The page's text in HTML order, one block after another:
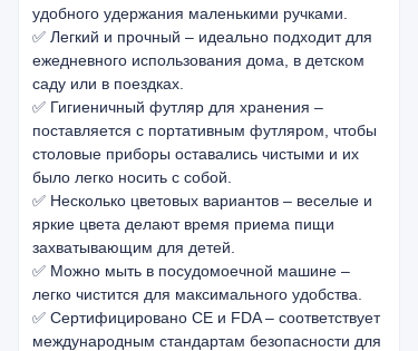
удобного удержания маленькими ручками.
✅ Легкий и прочный – идеально подходит для
ежедневного использования дома, в детском
саду или в поездках.
✅ Гигиеничный футляр для хранения –
поставляется с портативным футляром, чтобы
столовые приборы оставались чистыми и их
было легко носить с собой.
✅ Несколько цветовых вариантов – веселые и
яркие цвета делают время приема пищи
захватывающим для детей.
✅ Можно мыть в посудомоечной машине –
легко чистится для максимального удобства.
✅ Сертифицировано CE и FDA – соответствует
международным стандартам безопасности для